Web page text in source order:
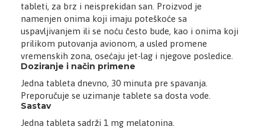
tableti, za brz i neisprekidan san. Proizvod je
namenjen onima koji imaju poteškoće sa
uspavljivanjem ili se noću često bude, kao i onima koji
prilikom putovanja avionom, a usled promene
vremenskih zona, osećaju jet-lag i njegove posledice.
Doziranje i način primene
Jedna tableta dnevno, 30 minuta pre spavanja.
Preporučuje se uzimanje tablete sa dosta vode.
Sastav
Jedna tableta sadrži 1 mg melatonina.